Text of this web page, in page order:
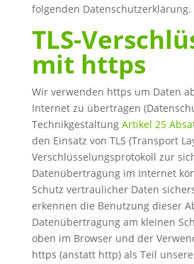
folgenden Datenschutzerklärung.
TLS-
mit https
Wir verwenden https um Daten
Internet zu übertragen
Technikgestaltung Artikel 25
den Einsatz von TLS (Transport
Verschlüsselungsprotokoll zur
Datenübertragung im Internet
Schutz vertraulicher Daten
erkennen die Benutzung dieser
Datenübertragung am kleinen
oben im Browser und der
https (anstatt http) als Teil